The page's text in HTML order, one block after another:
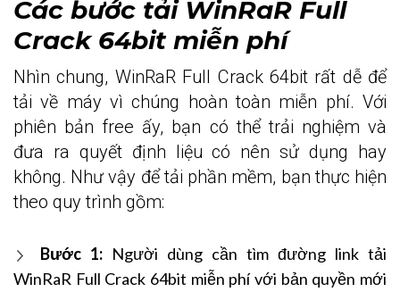
Các bước tải WinRaR Full
Crack 64bit miễn phí
Nhìn chung, WinRaR Full Crack 64bit rất dễ để
tải về máy vì chúng hoàn toàn miễn phí. Với
phiên bản free ấy, bạn có thể trải nghiệm và
đưa ra quyết định liệu có nên sử dụng hay
không. Như vậy để tải phần mềm, bạn thực hiện
theo quy trình gồm:
Bước 1: Người dùng cần tìm đường link tải
WinRaR Full Crack 64bit miễn phí với bản quyền mới